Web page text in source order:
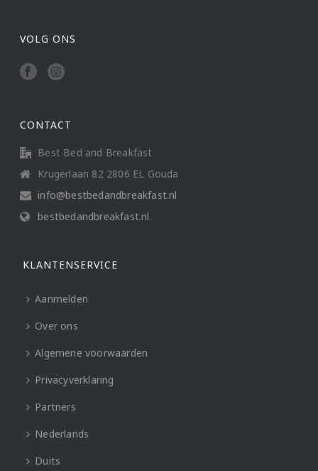
VOLG ONS
CONTACT
Best Bed and Breakfast
Krugerlaan 82 2806 EL Gouda
info@bestbedandbreakfast.nl
bestbedandbreakfast.nl
KLANTENSERVICE
Aanmelden
Over ons
Algemene voorwaarden
Privacyverklaring
Partners
Nederlands
Duits